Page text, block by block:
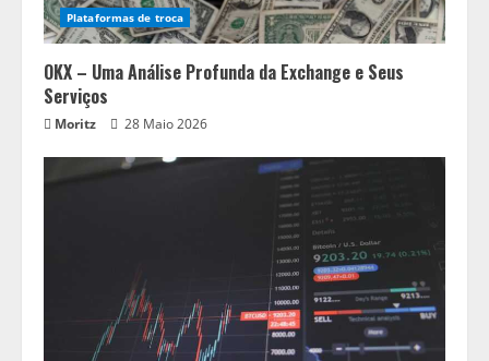
Plataformas de troca
OKX – Uma Análise Profunda da Exchange e Seus
Serviços
Moritz 28 Maio 2026